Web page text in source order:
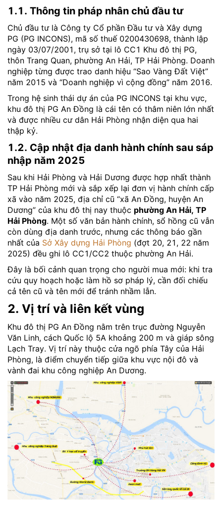
1.1. Thông tin pháp nhân chủ đầu tư
Chủ đầu tư là Công ty Cổ phần Đầu tư và Xây dựng
PG (PG INCONS), mã số thuế 0200430698, thành lập
ngày 03/07/2001, trụ sở tại lô CC1 Khu đô thị PG,
thôn Trang Quan, phường An Hải, TP Hải Phòng. Doanh
nghiệp từng được trao danh hiệu “Sao Vàng Đất Việt”
năm 2015 và “Doanh nghiệp vì cộng đồng” năm 2016.
Trong hệ sinh thái dự án của PG INCONS tại khu vực,
khu đô thị PG An Đồng là cái tên có thâm niên lớn nhất
và được nhiều cư dân Hải Phòng nhận diện qua hai
thập kỷ.
1.2. Cập nhật địa danh hành chính sau sáp
nhập năm 2025
Sau khi Hải Phòng và Hải Dương được hợp nhất thành
TP Hải Phòng mới và sắp xếp lại đơn vị hành chính cấp
xã vào năm 2025, địa chỉ cũ “xã An Đồng, huyện An
Dương” của khu đô thị nay thuộc phường An Hải, TP
Hải Phòng. Một số văn bản hành chính, sổ hồng cũ vẫn
còn dùng địa danh trước, nhưng các thông báo gần
nhất của Sở Xây dựng Hải Phòng (đợt 20, 21, 22 năm
2025) đều ghi lô CC1/CC2 thuộc phường An Hải.
Đây là bối cảnh quan trọng cho người mua mới: khi tra
cứu quy hoạch hoặc làm hồ sơ pháp lý, cần đối chiếu
cả tên cũ và tên mới để tránh nhầm lẫn.
2. Vị trí và liên kết vùng
Khu đô thị PG An Đồng nằm trên trục đường Nguyễn
Văn Linh, cách Quốc lộ 5A khoảng 200 m và giáp sông
Lạch Tray. Vị trí này thuộc cửa ngõ phía Tây của Hải
Phòng, là điểm chuyển tiếp giữa khu vực nội đô và
vành đai khu công nghiệp An Dương.